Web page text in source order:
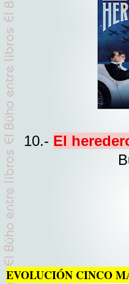
10.- El
EVOLUCIÓN CINCO